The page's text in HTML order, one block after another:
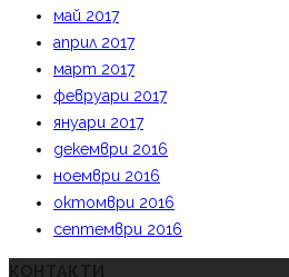
май 2017
април 2017
март 2017
февруари 2017
януари 2017
декември 2016
ноември 2016
октомври 2016
септември 2016